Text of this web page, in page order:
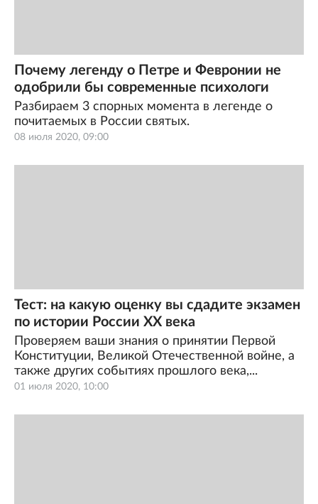
08 июля 2020, 09:00
Почему легенду о Петре и Февронии не
одобрили бы современные психологи
Разбираем 3 спорных момента в легенде о
почитаемых в России святых.
01 июля 2020, 10:00
Тест: на какую оценку вы сдадите экзамен
по истории России XX века
Проверяем ваши знания о принятии Первой
Конституции, Великой Отечественной войне, а
также других событиях прошлого века,...